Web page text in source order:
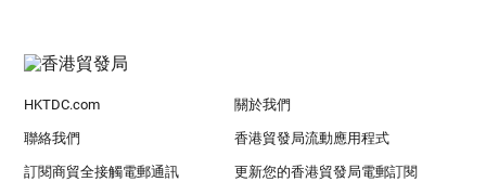
HKTDC.com 關於我們
聯絡我們 香港貿發局流動應用程式
訂閱商貿全接觸電郵通訊 更新您的香港貿發局電郵訂閱